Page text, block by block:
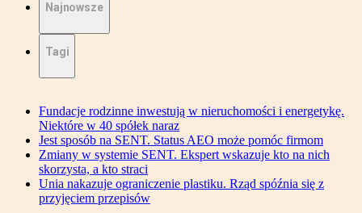
Najnowsze
Tagi
Fundacje rodzinne inwestują w nieruchomości i energetykę.
Niektóre w 40 spółek naraz
Jest sposób na SENT. Status AEO może pomóc firmom
Zmiany w systemie SENT. Ekspert wskazuje kto na nich
skorzysta, a kto straci
Unia nakazuje ograniczenie plastiku. Rząd spóźnia się z
przyjęciem przepisów